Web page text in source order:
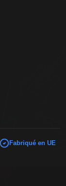
Fabriqué en UE